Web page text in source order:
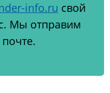
info.ru свой
Мы отправим